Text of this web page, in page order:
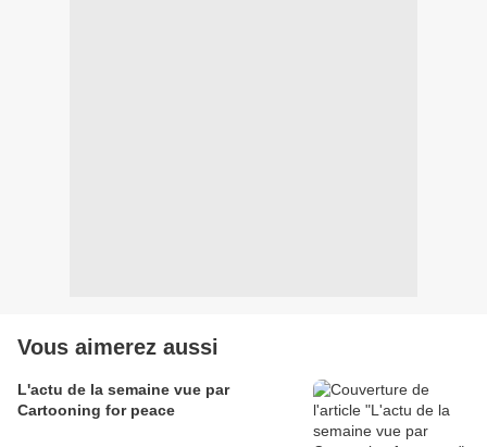
Vous aimerez aussi
L'actu de la semaine vue par
Cartooning for peace